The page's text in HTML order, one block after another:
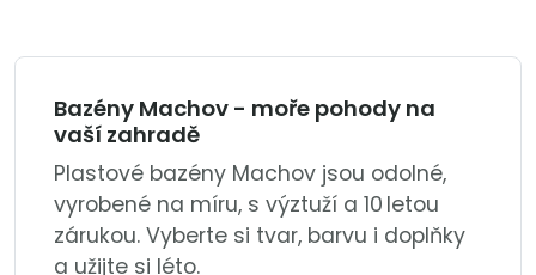
Bazény Machov - moře pohody na
vaší zahradě
Plastové bazény Machov jsou odolné,
vyrobené na míru, s výztuží a 10 letou
zárukou. Vyberte si tvar, barvu i doplňky
a užijte si léto.